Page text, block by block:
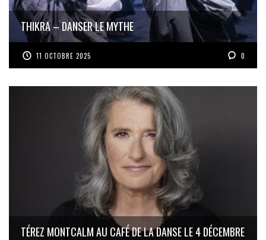
THIKRA – DANSER LE MYTHE
11 OCTOBRE 2025 0
TÉREZ MONTCALM AU CAFÉ DE LA DANSE LE 4 DÉCEMBRE